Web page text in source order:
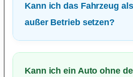
Kann ich das Fahrzeug
außer Betrieb setzen?
Kann ich ein Auto ohne